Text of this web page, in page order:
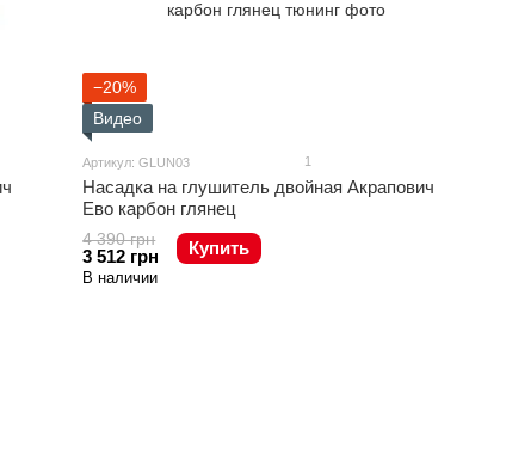
−20%
Видео
Артикул: GLUN03 1
Насадка на глушитель двойная Акрапович
Ево карбон глянец
4 390 грн
3 512 грн Купить
В наличии